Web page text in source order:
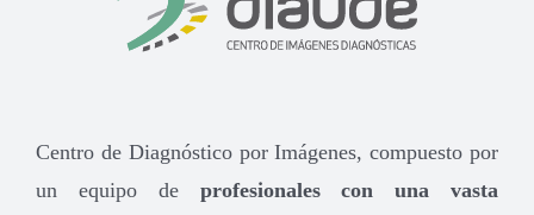
Centro de Diagnóstico por Imágenes, compuesto por
un equipo de profesionales con una vasta